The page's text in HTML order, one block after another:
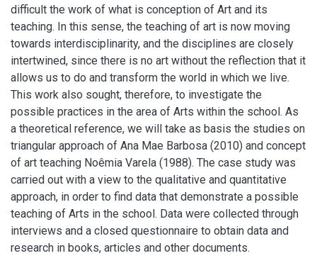
difficult the work of what is conception of Art and its
teaching. In this sense, the teaching of art is now moving
towards interdisciplinarity, and the disciplines are closely
intertwined, since there is no art without the reflection that it
allows us to do and transform the world in which we live.
This work also sought, therefore, to investigate the
possible practices in the area of Arts within the school. As
a theoretical reference, we will take as basis the studies on
triangular approach of Ana Mae Barbosa (2010) and concept
of art teaching Noêmia Varela (1988). The case study was
carried out with a view to the qualitative and quantitative
approach, in order to find data that demonstrate a possible
teaching of Arts in the school. Data were collected through
interviews and a closed questionnaire to obtain data and
research in books, articles and other documents.